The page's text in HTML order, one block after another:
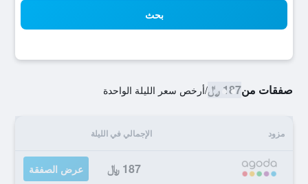
بحث
صفقات من187 ﷼ /أرخص سعر الليلة الواحدة
مزود الإجمالي في الليلة
187 ﷼ عرض الصفقة